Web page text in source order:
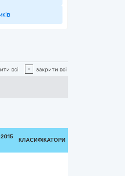
всі - закрити всі
КЛАСИФІКАТОРИ